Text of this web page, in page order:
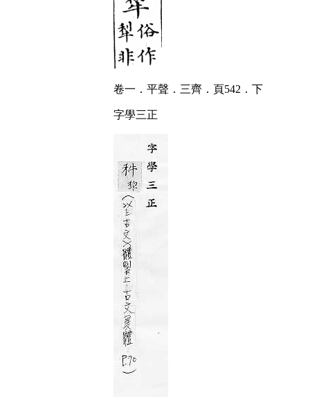
卷一．平聲．三齊．頁542．下
字學三正